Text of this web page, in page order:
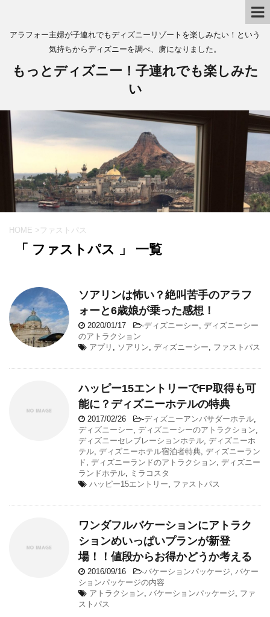
アラフォー主婦が子連れでもディズニーリゾートを楽しみたい！という
気持ちからディズニーを調べ、虜になりました。
もっとディズニー！子連れでも楽しみた
い
HOME > ファストパス
「 ファストパス 」 一覧
ソアリンは怖い？絶叫苦手のアラフ
ォーと6歳娘が乗った感想！
2020/01/17 -ディズニーシー ディズニーシー
のアトラクション
アプリ
ソアリン ディズニーシー ファストパス
ハッピー15エントリーでFP取得も可
能に？ディズニーホテルの特典
2017/02/26 -ディズニーアンバサダーホテル
ディズニーシー ディズニーシーのアトラクション
ディズニーセレブレーションホテル ディズニーホ
テル ディズニーホテル宿泊者特典 ディズニーラン
ド ディズニーランドのアトラクション ディズニー
ランドホテル
ミラコスタ
ハッピー15エントリー
ファストパス
ワンダフルバケーションにアトラク
ションめいっぱいプランが新登
場！！値段からお得かどうか考える
2016/09/16 -バケーションパッケージ
バケー
ションパッケージの内容
アトラクション
バケーションパッケージ
ファ
ストパス